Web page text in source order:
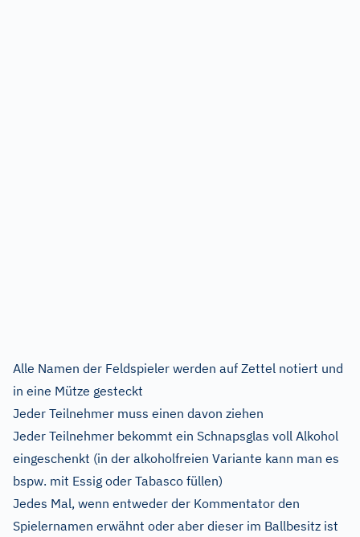
Alle Namen der Feldspieler werden auf Zettel notiert und
in eine Mütze gesteckt
Jeder Teilnehmer muss einen davon ziehen
Jeder Teilnehmer bekommt ein Schnapsglas voll Alkohol
eingeschenkt (in der alkoholfreien Variante kann man es
bspw. mit Essig oder Tabasco füllen)
Jedes Mal, wenn entweder der Kommentator den
Spielernamen erwähnt oder aber dieser im Ballbesitz ist